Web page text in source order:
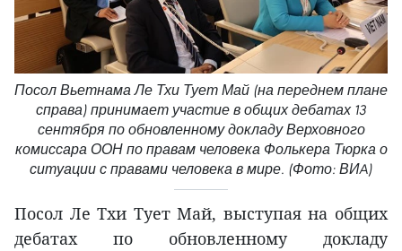
Посол Вьетнама Ле Тхи Тует Май (на переднем плане
справа) принимает участие в общих дебатах 13
сентября по обновленному докладу Верховного
комиссара ООН по правам человека Фолькера Тюрка о
ситуации с правами человека в мире. (Фото: ВИA)
Посол Ле Тхи Тует Май, выступая на общих
дебатах по обновленному докладу